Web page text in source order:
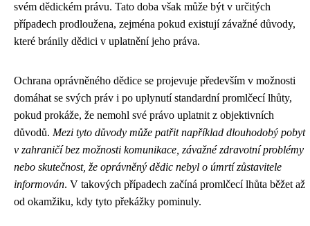
svém dědickém právu. Tato doba však může být v určitých
případech prodloužena, zejména pokud existují závažné důvody,
které bránily dědici v uplatnění jeho práva.
Ochrana oprávněného dědice se projevuje především v možnosti
domáhat se svých práv i po uplynutí standardní promlčecí lhůty,
pokud prokáže, že nemohl své právo uplatnit z objektivních
důvodů. Mezi tyto důvody může patřit například dlouhodobý pobyt
v zahraničí bez možnosti komunikace, závažné zdravotní problémy
nebo skutečnost, že oprávněný dědic nebyl o úmrtí zůstavitele
informován. V takových případech začíná promlčecí lhůta běžet až
od okamžiku, kdy tyto překážky pominuly.